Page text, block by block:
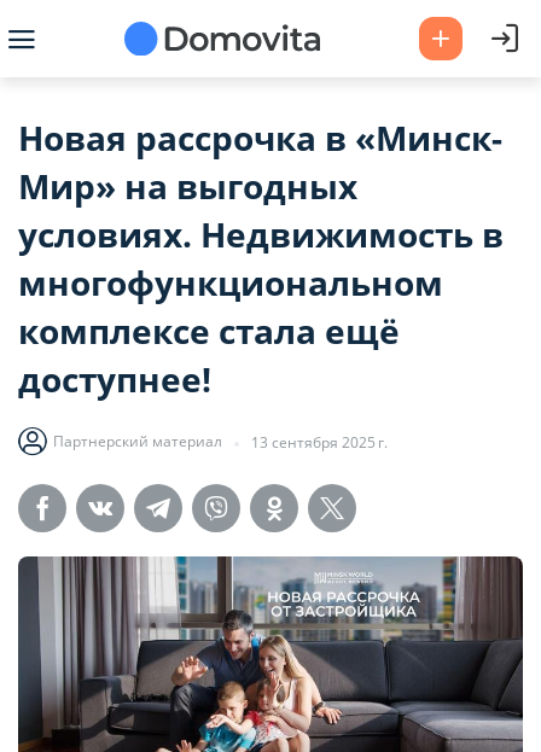
Новая рассрочка в «Минск-
Мир» на выгодных
условиях. Недвижимость в
многофункциональном
комплексе стала ещё
доступнее!
Партнерский материал 13 сентября 2025 г.